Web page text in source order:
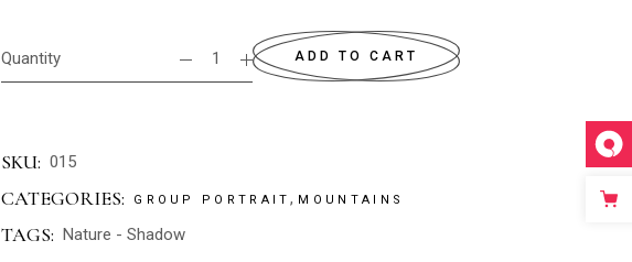
Quantity ADD TO CART
SKU: 015
CATEGORIES: GROUP PORTRAIT, MOUNTAINS
TAGS: Nature -Shadow